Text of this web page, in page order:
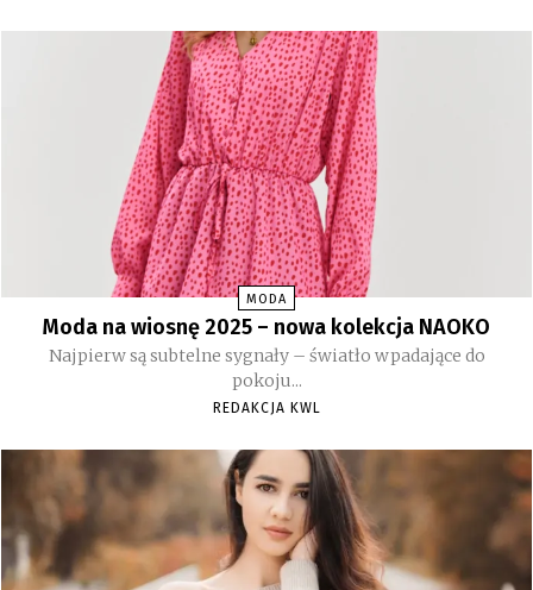
MODA
Moda na wiosnę 2025 – nowa kolekcja NAOKO
Najpierw są subtelne sygnały – światło wpadające do
pokoju...
REDAKCJA KWL